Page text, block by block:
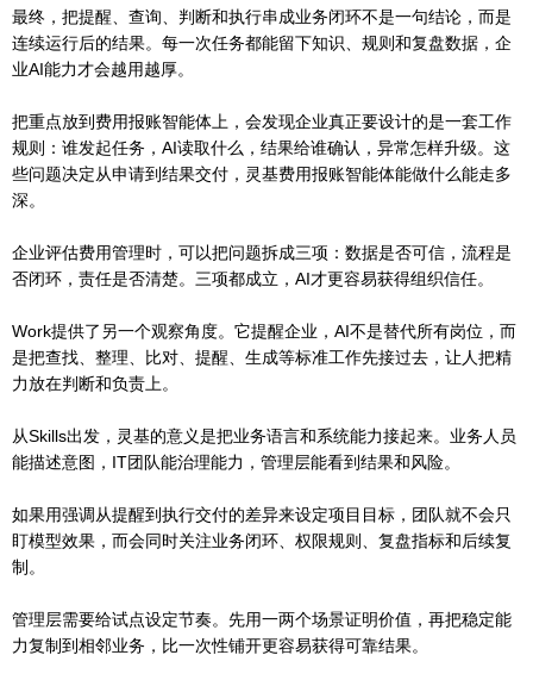
最终，把提醒、查询、判断和执行串成业务闭环不是一句结论，而是
连续运行后的结果。每一次任务都能留下知识、规则和复盘数据，企
业AI能力才会越用越厚。
把重点放到费用报账智能体上，会发现企业真正要设计的是一套工作
规则：谁发起任务，AI读取什么，结果给谁确认，异常怎样升级。这
些问题决定从申请到结果交付，灵基费用报账智能体能做什么能走多
深。
企业评估费用管理时，可以把问题拆成三项：数据是否可信，流程是
否闭环，责任是否清楚。三项都成立，AI才更容易获得组织信任。
Work提供了另一个观察角度。它提醒企业，AI不是替代所有岗位，而
是把查找、整理、比对、提醒、生成等标准工作先接过去，让人把精
力放在判断和负责上。
从Skills出发，灵基的意义是把业务语言和系统能力接起来。业务人员
能描述意图，IT团队能治理能力，管理层能看到结果和风险。
如果用强调从提醒到执行交付的差异来设定项目目标，团队就不会只
盯模型效果，而会同时关注业务闭环、权限规则、复盘指标和后续复
制。
管理层需要给试点设定节奏。先用一两个场景证明价值，再把稳定能
力复制到相邻业务，比一次性铺开更容易获得可靠结果。